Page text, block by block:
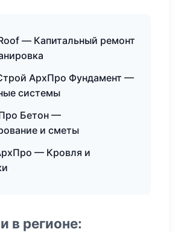
— Капитальный ремонт
АрхПро Фундамент —
системы
Бетон —
и сметы
— Кровля и
в регионе: